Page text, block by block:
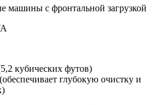
машины с фронтальной загрузкой
кубических футов)
глубокую очистку и